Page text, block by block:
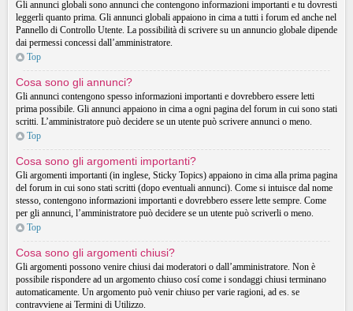
Gli annunci globali sono annunci che contengono informazioni importanti e tu dovresti
leggerli quanto prima. Gli annunci globali appaiono in cima a tutti i forum ed anche nel
Pannello di Controllo Utente. La possibilità di scrivere su un annuncio globale dipende
dai permessi concessi dall’amministratore.
Top
Cosa sono gli annunci?
Gli annunci contengono spesso informazioni importanti e dovrebbero essere letti
prima possibile. Gli annunci appaiono in cima a ogni pagina del forum in cui sono stati
scritti. L’amministratore può decidere se un utente può scrivere annunci o meno.
Top
Cosa sono gli argomenti importanti?
Gli argomenti importanti (in inglese, Sticky Topics) appaiono in cima alla prima pagina
del forum in cui sono stati scritti (dopo eventuali annunci). Come si intuisce dal nome
stesso, contengono informazioni importanti e dovrebbero essere lette sempre. Come
per gli annunci, l’amministratore può decidere se un utente può scriverli o meno.
Top
Cosa sono gli argomenti chiusi?
Gli argomenti possono venire chiusi dai moderatori o dall’amministratore. Non è
possibile rispondere ad un argomento chiuso cosí come i sondaggi chiusi terminano
automaticamente. Un argomento può venir chiuso per varie ragioni, ad es. se
contravviene ai Termini di Utilizzo.